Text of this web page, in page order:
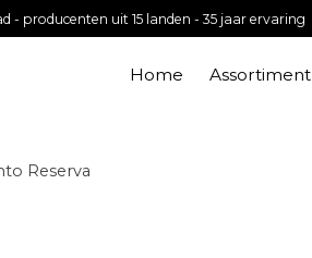
- producenten uit 15 landen - 35 jaar ervaring
Home Assortiment
Reserva